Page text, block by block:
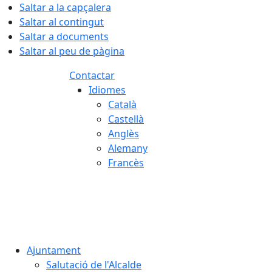
Saltar a la capçalera
Saltar al contingut
Saltar a documents
Saltar al peu de pàgina
Contactar
Idiomes
Català
Castellà
Anglès
Alemany
Francès
Ajuntament
Salutació de l'Alcalde